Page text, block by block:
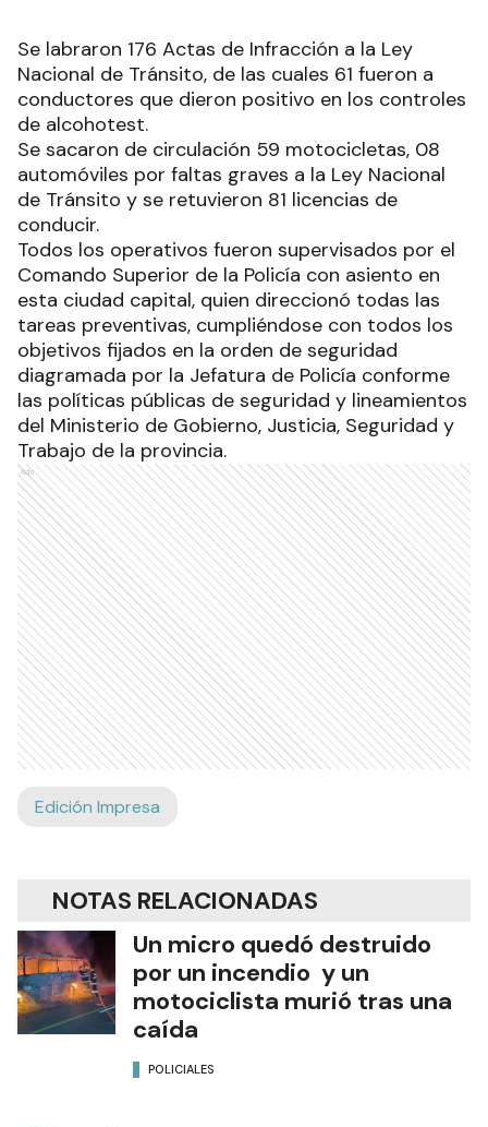
Se labraron 176 Actas de Infracción a la Ley
Nacional de Tránsito, de las cuales 61 fueron a
conductores que dieron positivo en los controles
de alcohotest.
Se sacaron de circulación 59 motocicletas, 08
automóviles por faltas graves a la Ley Nacional
de Tránsito y se retuvieron 81 licencias de
conducir.
Todos los operativos fueron supervisados por el
Comando Superior de la Policía con asiento en
esta ciudad capital, quien direccionó todas las
tareas preventivas, cumpliéndose con todos los
objetivos fijados en la orden de seguridad
diagramada por la Jefatura de Policía conforme
las políticas públicas de seguridad y lineamientos
del Ministerio de Gobierno, Justicia, Seguridad y
Trabajo de la provincia.
Ads
Edición Impresa
NOTAS RELACIONADAS
Un micro quedó destruido
por un incendio y un
motociclista murió tras una
caída
POLICIALES